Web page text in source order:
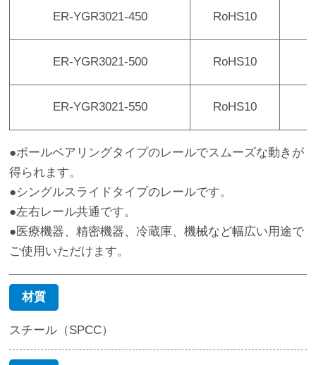
ER-YGR3021-450 RoHS10
ER-YGR3021-500 RoHS10
ER-YGR3021-550 RoHS10
●ボールベアリングタイプのレールでスムーズな動きが
得られます。
●シングルスライドタイプのレールです。
●左右レール共通です。
●医療機器、精密機器、冷蔵庫、機械など幅広い用途で
ご使用いただけます。
材質
スチール（SPCC）